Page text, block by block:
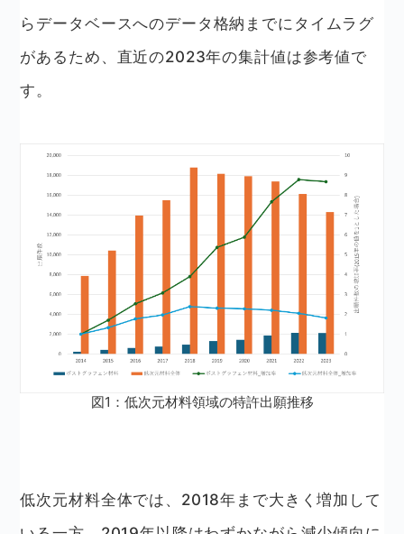
らデータベースへのデータ格納までにタイムラグ
があるため、直近の2023年の集計値は参考値で
す。
図1：低次元材料領域の特許出願推移
低次元材料全体では、2018年まで大きく増加して